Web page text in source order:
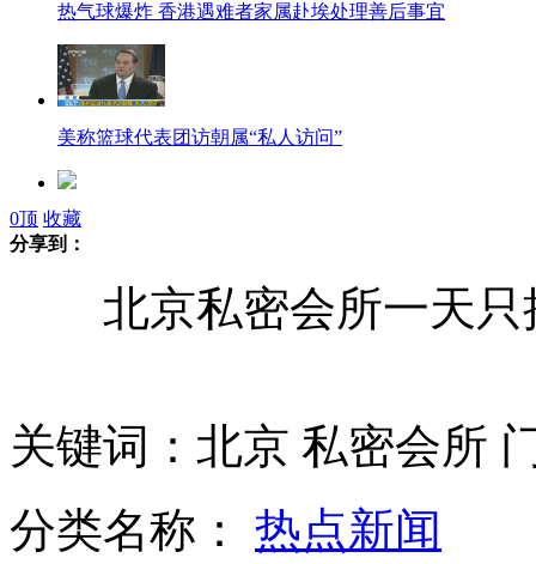
热气球爆炸 香港遇难者家属赴埃处理善后事宜
美称篮球代表团访朝属“私人访问”
网曝昆明交通局副局长聚众赌博视频
北京私密会所最低入会门槛20万
驻朝记者：乔丹比罗德曼在朝鲜知名度高
罗德曼率团抵平壤 是否篮球外交美朝避而不谈
0顶 收藏
分享到：
北京私密会所一天只
关键词：北京 私密会所
分类名称： 热点新闻